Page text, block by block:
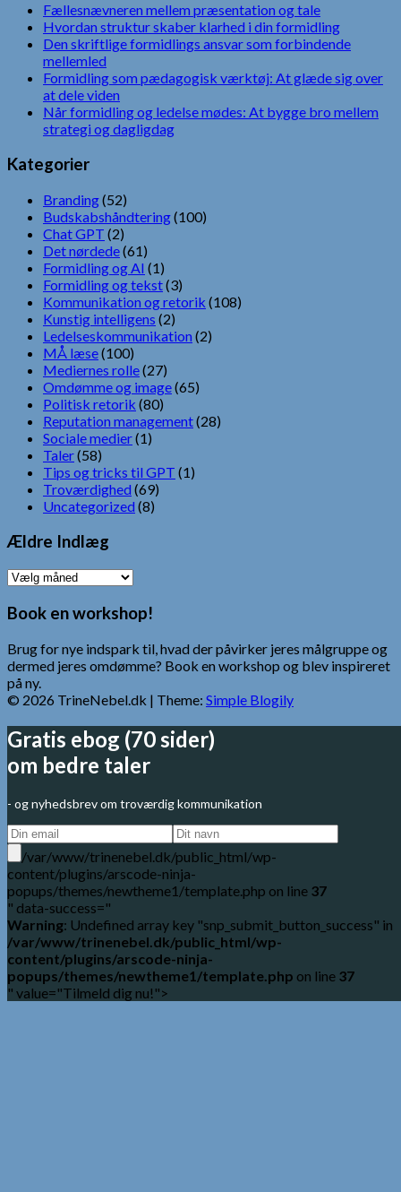
Fællesnævneren mellem præsentation og tale
Hvordan struktur skaber klarhed i din formidling
Den skriftlige formidlings ansvar som forbindende
mellemled
Formidling som pædagogisk værktøj: At glæde sig over
at dele viden
Når formidling og ledelse mødes: At bygge bro mellem
strategi og dagligdag
Kategorier
Branding(52)
Budskabshåndtering(100)
Chat GPT (2)
Det nørdede(61)
Formidling og AI (1)
Formidling og tekst(3)
Kommunikation og retorik (108)
Kunstig intelligens (2)
Ledelseskommunikation (2)
MÅ læse(100)
Mediernes rolle(27)
Omdømme og image(65)
Politisk retorik (80)
Reputation management(28)
Sociale medier(1)
Taler(58)
Tips og tricks til GPT (1)
Troværdighed (69)
Uncategorized (8)
Ældre Indlæg
Ældre
Book en workshop!
Brug for nye indspark til, hvad der påvirker jeres målgruppe og
dermed jeres omdømme? Book en workshop og blev inspireret
på ny.
© 2026 TrineNebel.dk | Theme: Simple Blogily
Gratis ebog (70 sider)
om bedre taler
- og nyhedsbrev om troværdig kommunikation
/var/www/trinenebel.dk/public_html/wp-
content/plugins/arscode-ninja-
popups/themes/newtheme1/template.php on line 37
" data-success="
Warning: Undefined array key "snp_submit_button_success" in
/var/www/trinenebel.dk/public_html/wp-
content/plugins/arscode-ninja-
popups/themes/newtheme1/template.php on line 37
" value="Tilmeld dig nu!">